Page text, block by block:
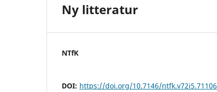
Ny litteratur
NTfK
DOI: https://doi.org/10.7146/ntfk.v72i5.71106